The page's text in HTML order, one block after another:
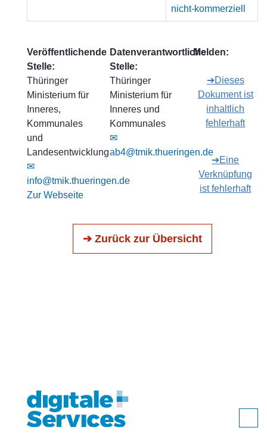
nicht-kommerziell
Veröffentlichende
Stelle:
Thüringer
Ministerium für
Inneres,
Kommunales
und
Landesentwicklung
✉
info@tmik.thueringen.de
Zur Webseite
Datenverantwortliche
Stelle:
Thüringer
Ministerium für
Inneres und
Kommunales
✉
ab4@tmik.thueringen.de
Melden:
➔Dieses
Dokument ist
inhaltlich
fehlerhaft
➔Eine
Verknüpfung
ist fehlerhaft
➔ Zurück zur Übersicht